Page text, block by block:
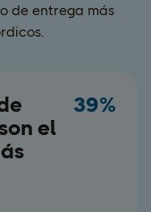
de entrega más
el
39%